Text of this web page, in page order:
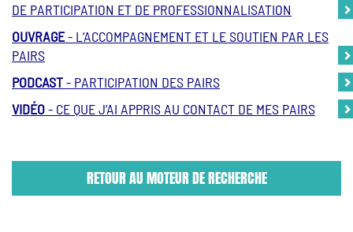
DE PARTICIPATION ET DE PROFESSIONNALISATION
OUVRAGE- L’ACCOMPAGNEMENT ET LE SOUTIEN PAR LES
PAIRS
PODCAST- PARTICIPATION DES PAIRS
VIDÉO- CE QUE J’AI APPRIS AU CONTACT DE MES PAIRS
RETOUR AU MOTEUR DE RECHERCHE